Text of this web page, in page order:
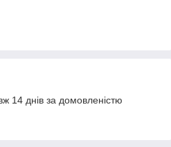
14 днів за домовленістю